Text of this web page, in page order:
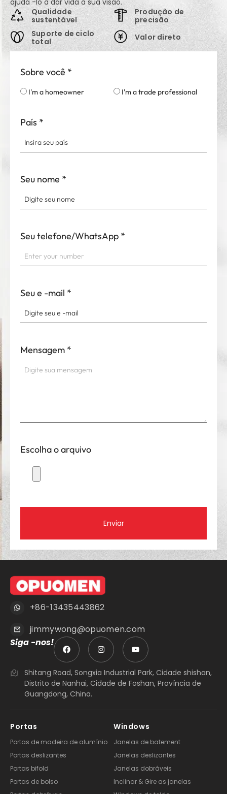
Qualidade
sustentável
Suporte de ciclo
total
Produção de
precisão
Valor direto
Sobre você *
I'm a homeowner I'm a trade professional
País *
Seu nome *
Seu telefone/WhatsApp *
Seu e -mail *
Mensagem *
Escolha o arquivo
Enviar
+86-13435443862
jimmywong@opuomen.com
Siga -nos!
Shitang Road, Songxia Industrial Park, Cidade shishan,
Distrito de Nanhai, Cidade de Foshan, Província de
Guangdong, China.
Portas
Portas de madeira de alumínio
Portas deslizantes
Portas bifold
Portas de bolso
Windows
Janelas de batement
Janelas deslizantes
Janelas dobráveis
Inclinar & Gire as janelas